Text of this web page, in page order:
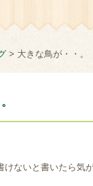
> 大きな鳥が・・。
けないと書いたら気